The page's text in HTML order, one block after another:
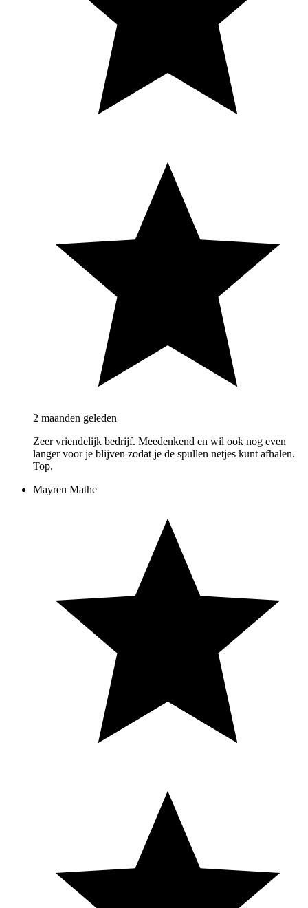
2 maanden geleden
Zeer vriendelijk bedrijf. Meedenkend en wil ook nog even
langer voor je blijven zodat je de spullen netjes kunt afhalen.
Top.
Mayren Mathe